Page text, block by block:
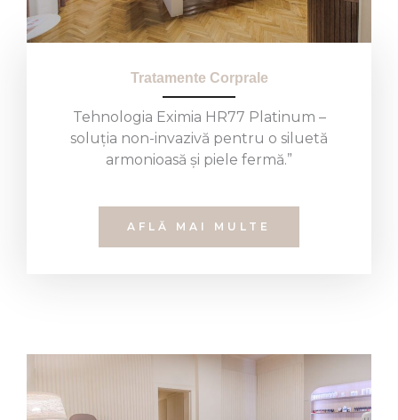
Tratamente Corprale
Tehnologia Eximia HR77 Platinum –
soluția non-invazivă pentru o siluetă
armonioasă și piele fermă.”
AFLĂ MAI MULTE